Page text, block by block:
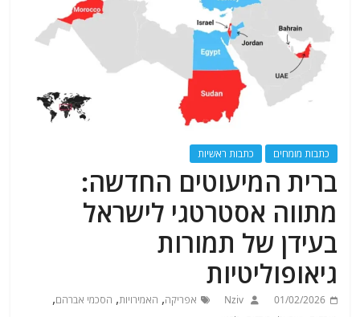
כתבות מומחים כתבות ראשיות
ברית המיעוטים החדשה:
מתווה אסטרטגי לישראל
בעידן של תמורות
גיאופוליטיות
01/02/2026
Nziv אפריקה, האמירויות, הסכמי אברהם,